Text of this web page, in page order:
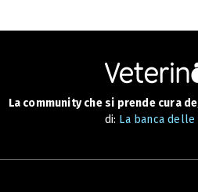
La community che si prende cura
di: La banca